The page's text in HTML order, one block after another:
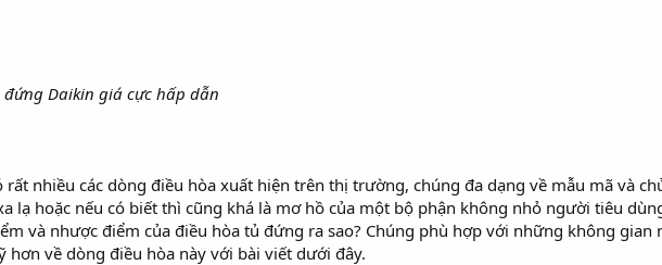
Daikin giá cực hấp dẫn
rất nhiều các dòng điều hòa xuất hiện trên thị trường, chúng đa dạng về mẫu mã và
lạ hoặc nếu có biết thì cũng khá là mơ hồ của một bộ phận không nhỏ người tiêu
và nhược điểm của điều hòa tủ đứng ra sao? Chúng phù hợp với những không gian
hơn về dòng điều hòa này với bài viết dưới đây.